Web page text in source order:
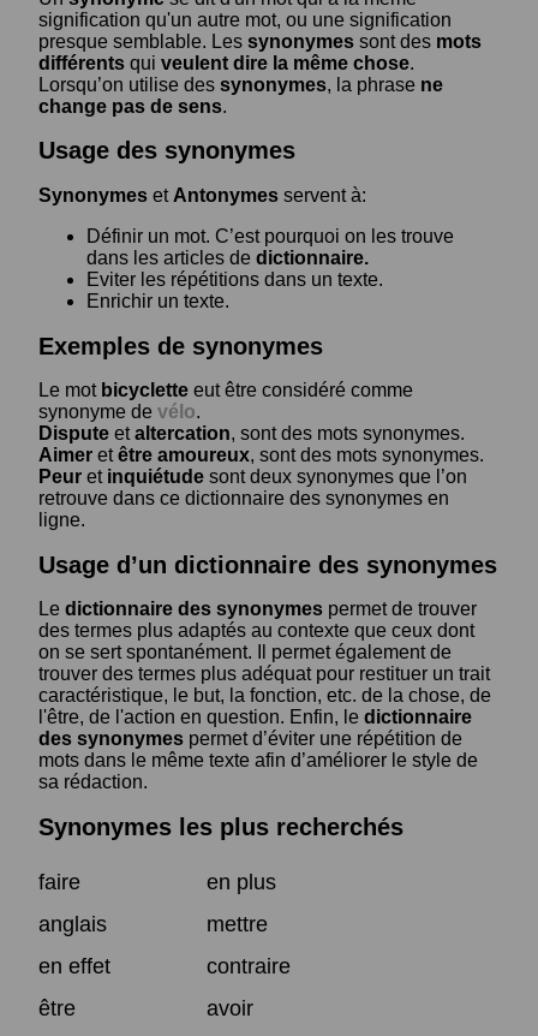
signification qu'un autre mot, ou une signification
presque semblable. Les synonymes sont des mots
différents qui veulent dire la même chose.
Lorsqu’on utilise des synonymes, la phrase ne
change pas de sens.
Usage des synonymes
Synonymes et Antonymes servent à:
Définir un mot. C’est pourquoi on les trouve
dans les articles de dictionnaire.
Eviter les répétitions dans un texte.
Enrichir un texte.
Exemples de synonymes
Le mot bicyclette eut être considéré comme
synonyme de vélo.
Dispute etaltercation, sont des mots synonymes.
Aimer etêtre amoureux, sont des mots synonymes.
Peur et inquiétude sont deux synonymes que l’on
retrouve dans ce dictionnaire des synonymes en
ligne.
Usage d’un dictionnaire des synonymes
Le dictionnaire des synonymes permet de trouver
des termes plus adaptés au contexte que ceux dont
on se sert spontanément. Il permet également de
trouver des termes plus adéquat pour restituer un trait
caractéristique, le but, la fonction, etc. de la chose, de
l'être, de l'action en question. Enfin, le dictionnaire
des synonymes permet d’éviter une répétition de
mots dans le même texte afin d’améliorer le style de
sa rédaction.
Synonymes les plus recherchés
faire
en plus
anglais
mettre
en effet
contraire
être
avoir